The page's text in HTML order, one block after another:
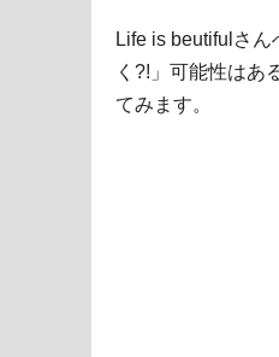
Life is beutifulさ
く?!」可能性はあ
てみます。